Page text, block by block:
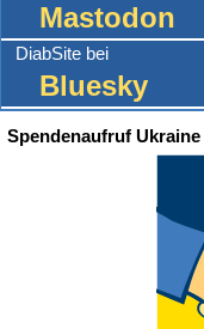
Mastodon
DiabSite bei
Bluesky
Spendenaufruf Ukraine